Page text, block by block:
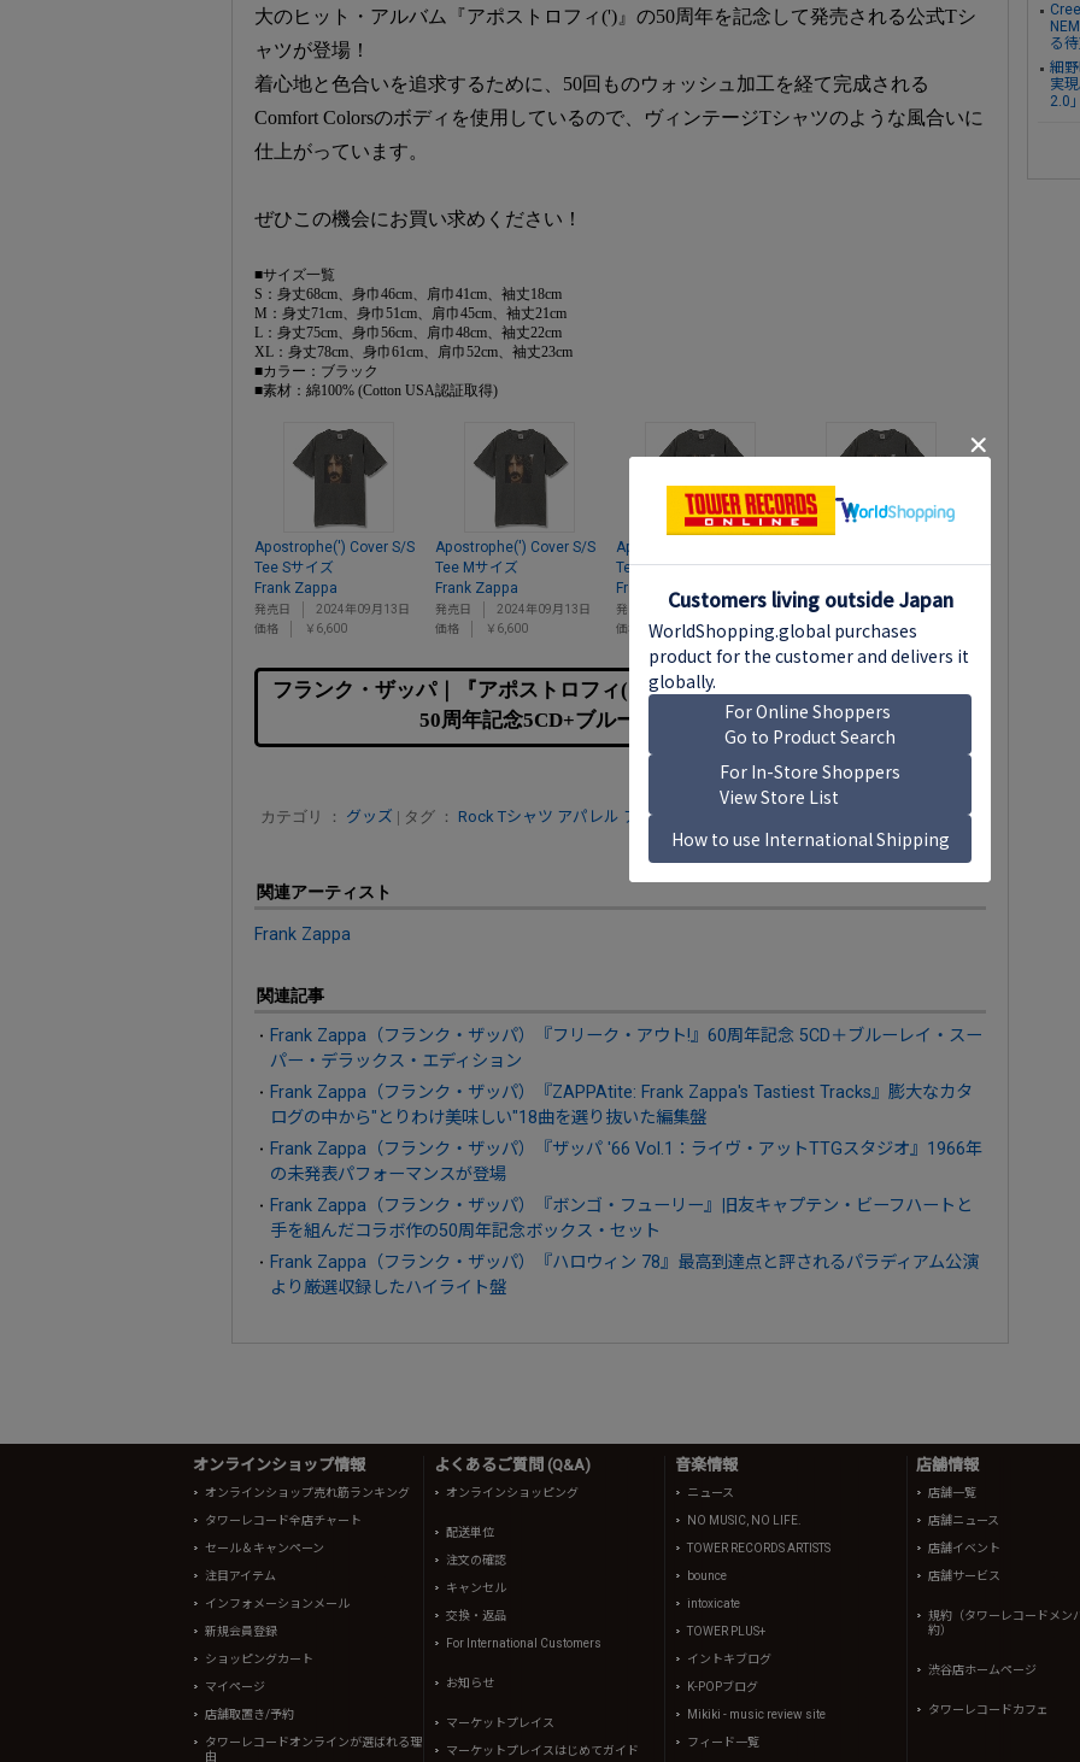
大のヒット・アルバム『アポストロフィ(')』の50周年を記念して発売される公式Tシ
ャツが登場！
着心地と色合いを追求するために、50回ものウォッシュ加工を経て完成される
Comfort Colorsのボディを使用しているので、ヴィンテージTシャツのような風合いに
仕上がっています。
ぜひこの機会にお買い求めください！
■サイズ一覧
S：身丈68cm、身巾46cm、肩巾41cm、袖丈18cm
M：身丈71cm、身巾51cm、肩巾45cm、袖丈21cm
L：身丈75cm、身巾56cm、肩巾48cm、袖丈22cm
XL：身丈78cm、身巾61cm、肩巾52cm、袖丈23cm
■カラー：ブラック
■素材：綿100% (Cotton USA認証取得)
Apostrophe(') Cover S/S
Tee Sサイズ
Frank Zappa
発売日
2024年09月13日
価格
￥6,600
Apostrophe(') Cover S/S
Tee Mサイズ
Frank Zappa
発売日
2024年09月13日
価格
￥6,600
Apostrophe(') Cover S/S
Tee Lサイズ
Frank Zappa
発売日
2024年09月13日
価格
￥6,600
Tee XLサイズ
Frank Zappa
発売日
2024年09月13日
価格
￥6,600
フランク・ザッパ｜『アポストロフィ(')』ザッパ最大のヒット・アルバムの
50周年記念5CD+ブルーレイ・エディション
カテゴリ ： グッズ | タグ ： Rock Tシャツ アパレル アーティストグッズ
関連アーティスト
Frank Zappa
関連記事
Frank Zappa（フランク・ザッパ）『フリーク・アウト!』60周年記念 5CD＋ブルーレイ・スー
パー・デラックス・エディション
Frank Zappa（フランク・ザッパ）『ZAPPAtite: Frank Zappa's Tastiest Tracks』膨大なカタ
ログの中から"とりわけ美味しい"18曲を選り抜いた編集盤
Frank Zappa（フランク・ザッパ）『ザッパ '66 Vol.1：ライヴ・アットTTGスタジオ』1966年
の未発表パフォーマンスが登場
Frank Zappa（フランク・ザッパ）『ボンゴ・フューリー』旧友キャプテン・ビーフハートと
手を組んだコラボ作の50周年記念ボックス・セット
Frank Zappa（フランク・ザッパ）『ハロウィン 78』最高到達点と評されるパラディアム公演
より厳選収録したハイライト盤
る
細
実
2.0
オンラインショップ情報
オンラインショップ売れ筋ランキング
タワーレコード全店チャート
セール＆キャンペーン
注目アイテム
インフォメーションメール
新規会員登録
ショッピングカート
マイページ
店舗取置き/予約
タワーレコードオンラインが選ばれる理
由
よくあるご質問 (Q&A)
オンラインショッピング
配送単位
注文の確認
キャンセル
交換・返品
For International Customers
お知らせ
マーケットプレイス
マーケットプレイスはじめてガイド
音楽情報
ニュース
NO MUSIC, NO LIFE.
TOWER RECORDS ARTISTS
bounce
intoxicate
TOWER PLUS+
イントキブログ
K-POPブログ
Mikiki - music review site
フィード一覧
店舗情報
店舗一覧
店舗ニュース
店舗イベント
店舗サービス
規約（タワーレコードメン
約）
渋谷店ホームページ
タワーレコードカフェ